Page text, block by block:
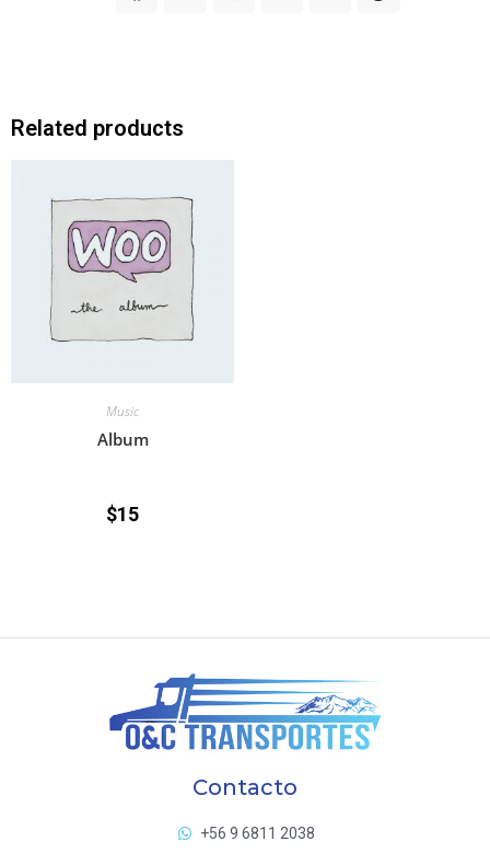
Related products
Music
Album
$15
Contacto
+56 9 6811 2038